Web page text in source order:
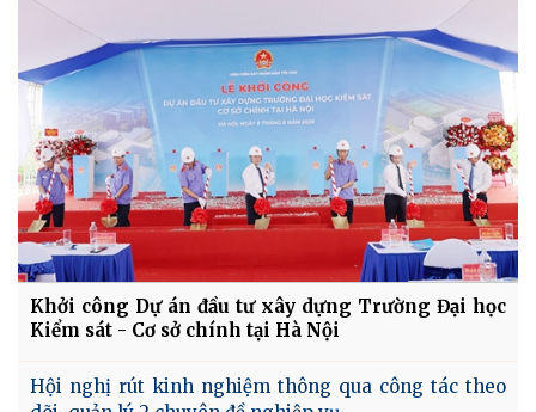
Khởi công Dự án đầu tư xây dựng Trường Đại học
Kiểm sát - Cơ sở chính tại Hà Nội
Hội nghị rút kinh nghiệm thông qua công tác theo